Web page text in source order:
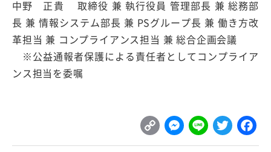
中野 正貴 取締役 兼 執行役員 管理部長 兼 総務部
長 兼 情報システム部長 兼 PSグループ長 兼 働き方改
革担当 兼 コンプライアンス担当 兼 総合企画会議
※公益通報者保護による責任者としてコンプライア
ンス担当を委嘱
C
o
M
e
L
i
T
w